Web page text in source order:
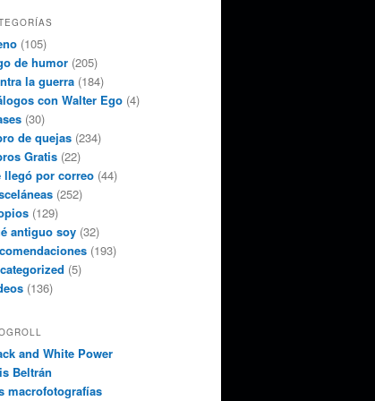
(105)
de humor (205)
la guerra (184)
con Walter Ego (4)
(30)
de quejas (234)
Gratis (22)
llegó por correo (44)
(252)
(129)
antiguo soy (32)
(193)
(5)
(136)
and White Power
Beltrán
macrofotografías